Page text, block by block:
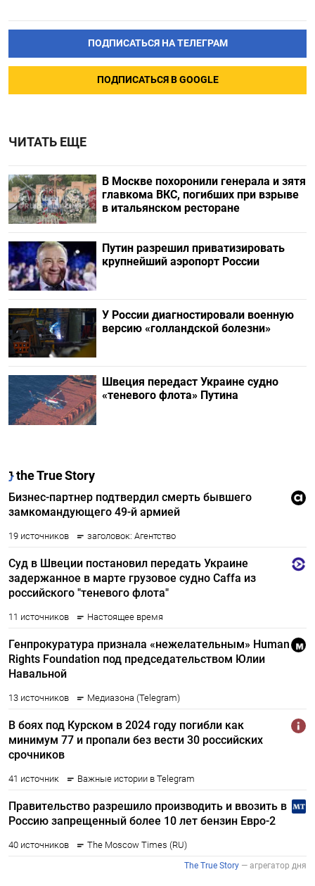
ПОДПИСАТЬСЯ НА ТЕЛЕГРАМ
ПОДПИСАТЬСЯ В GOOGLE
ЧИТАТЬ ЕЩЕ
В Москве похоронили генерала и зятя
главкома ВКС, погибших при взрыве
в итальянском ресторане
Путин разрешил приватизировать
крупнейший аэропорт России
У России диагностировали военную
версию «голландской болезни»
Швеция передаст Украине судно
«теневого флота» Путина